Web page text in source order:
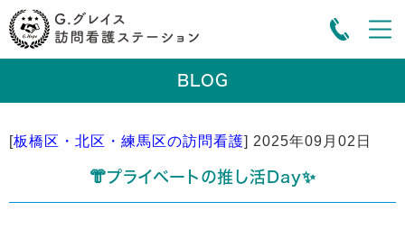
BLOG
[板橋区・北区・練馬区の訪問看護] 2025年09月02日
👘プライベートの推し活Day✨